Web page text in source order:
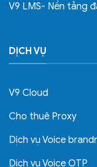
V9 LMS- Nền tảng
DỊCH VỤ
V9 Cloud
Cho thuê Proxy
Dịch vụ Voice
Dịch vụ Voice OTP